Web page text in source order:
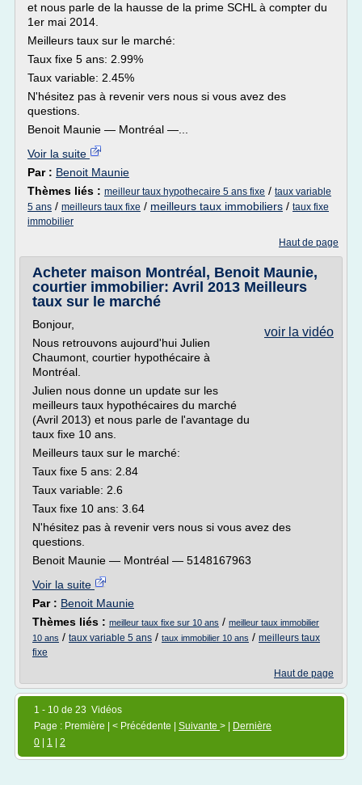
et nous parle de la hausse de la prime SCHL à compter du
1er mai 2014.
Meilleurs taux sur le marché:
Taux fixe 5 ans: 2.99%
Taux variable: 2.45%
N'hésitez pas à revenir vers nous si vous avez des
questions.
Benoit Maunie — Montréal —...
Voir la suite
Par : Benoit Maunie
Thèmes liés : meilleur taux hypothecaire 5 ans fixe / taux variable
5 ans / meilleurs taux fixe / meilleurs taux immobiliers / taux fixe
immobilier
Haut de page
Acheter maison Montréal, Benoit Maunie,
courtier immobilier: Avril 2013 Meilleurs
taux sur le marché
voir la vidéo
Bonjour,
Nous retrouvons aujourd'hui Julien
Chaumont, courtier hypothécaire à
Montréal.
Julien nous donne un update sur les
meilleurs taux hypothécaires du marché
(Avril 2013) et nous parle de l'avantage du
taux fixe 10 ans.
Meilleurs taux sur le marché:
Taux fixe 5 ans: 2.84
Taux variable: 2.6
Taux fixe 10 ans: 3.64
N'hésitez pas à revenir vers nous si vous avez des
questions.
Benoit Maunie — Montréal — 5148167963
Voir la suite
Par : Benoit Maunie
Thèmes liés : meilleur taux fixe sur 10 ans / meilleur taux immobilier
10 ans / taux variable 5 ans / taux immobilier 10 ans / meilleurs taux
fixe
Haut de page
1 - 10 de 23 Vidéos
Page : Première | < Précédente | Suivante > |
Dernière
0
1 2